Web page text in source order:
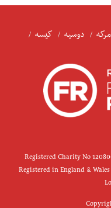
مرکه دوسیه
کیسه
Registered Charity No
Registered in England &